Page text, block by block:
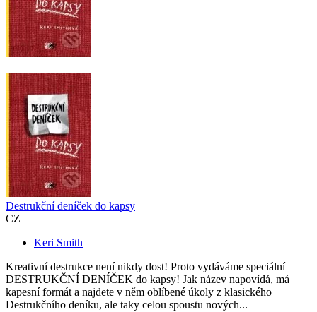
Destrukční deníček do kapsy
CZ
Keri Smith
Kreativní destrukce není nikdy dost! Proto vydáváme speciální
DESTRUKČNÍ DENÍČEK do kapsy! Jak název napovídá, má
kapesní formát a najdete v něm oblíbené úkoly z klasického
Destrukčního deníku, ale taky celou spoustu nových...